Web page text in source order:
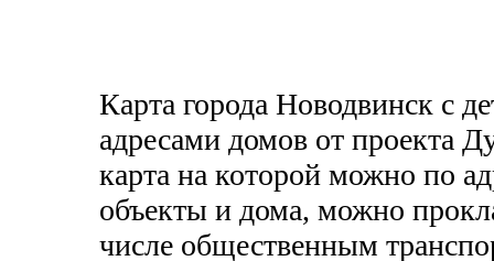
Карта города Новодвинск с
адресами домов от проекта
карта на которой можно по
объекты и дома, можно
числе общественным